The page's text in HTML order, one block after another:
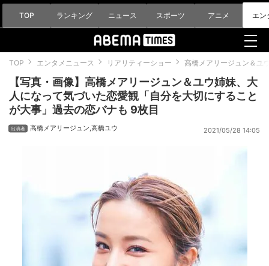
TOP ランキング ニュース スポーツ アニメ エン
TOP エンタメニュース リアリティーショー 高橋メアリージュン＆ユ
【写真・画像】高橋メアリージュン＆ユウ姉妹、大
人になって気づいた恋愛観「自分を大切にすること
が大事」過去の恋バナも 9枚目
高橋メアリージュン,高橋ユウ 2021/05/28 14:05